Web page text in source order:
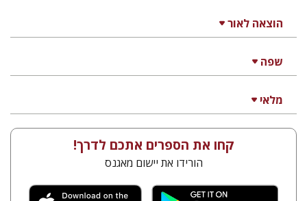
הוצאה לאור
שפה
מלאי
קחו את הספרים אתכם לדרך!
הורידו את יישום מאגנס